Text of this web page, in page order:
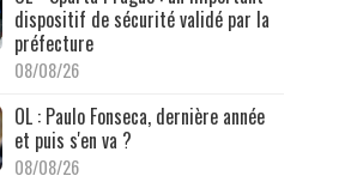
dispositif de sécurité validé par la
préfecture
08/08/26
OL : Paulo Fonseca, dernière année
et puis s'en va ?
08/08/26